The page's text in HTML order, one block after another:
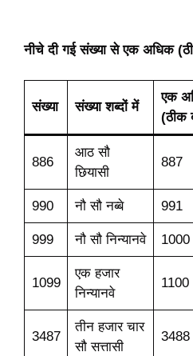
नीचे दी गई संख्या से एक अधिक
संख्या संख्या शब्दों में
एक
(ठीक
886
आठ सौ
छियासी
887
990 नौ सौ नब्बे 991
999 नौ सौ निन्यानवे 1000
1099
एक हजार
निन्यानवे
1100
3487
तीन हजार चार
सौ सत्तासी
3488